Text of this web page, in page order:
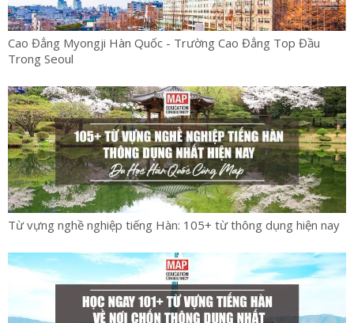
Cao Đẳng Myongji Hàn Quốc - Trường Cao Đẳng Top Đầu
Trong Seoul
Từ vựng nghề nghiệp tiếng Hàn: 105+ từ thông dụng hiện nay